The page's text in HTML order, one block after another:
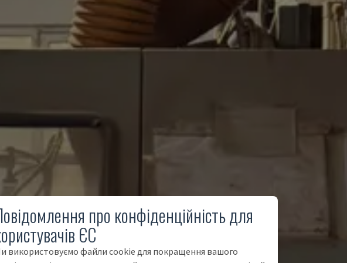
про конфіденційність для
ЄС
використовуємо файли cookie для покращення вашого